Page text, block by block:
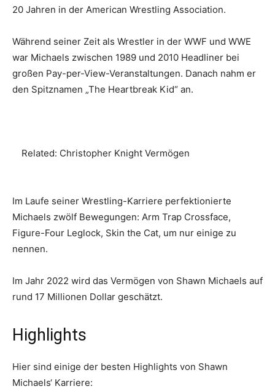
20 Jahren in der American Wrestling Association.
Während seiner Zeit als Wrestler in der WWF und WWE
war Michaels zwischen 1989 und 2010 Headliner bei
großen Pay-per-View-Veranstaltungen. Danach nahm er
den Spitznamen „The Heartbreak Kid“ an.
Related: Christopher Knight Vermögen
Im Laufe seiner Wrestling-Karriere perfektionierte
Michaels zwölf Bewegungen: Arm Trap Crossface,
Figure-Four Leglock, Skin the Cat, um nur einige zu
nennen.
Im Jahr 2022 wird das Vermögen von Shawn Michaels auf
rund 17 Millionen Dollar geschätzt.
Highlights
Hier sind einige der besten Highlights von Shawn
Michaels‘ Karriere: